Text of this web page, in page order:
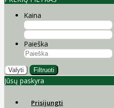
Kaina
Paieška
Valyti Filtruoti
Jūsų paskyra
Prisijungti